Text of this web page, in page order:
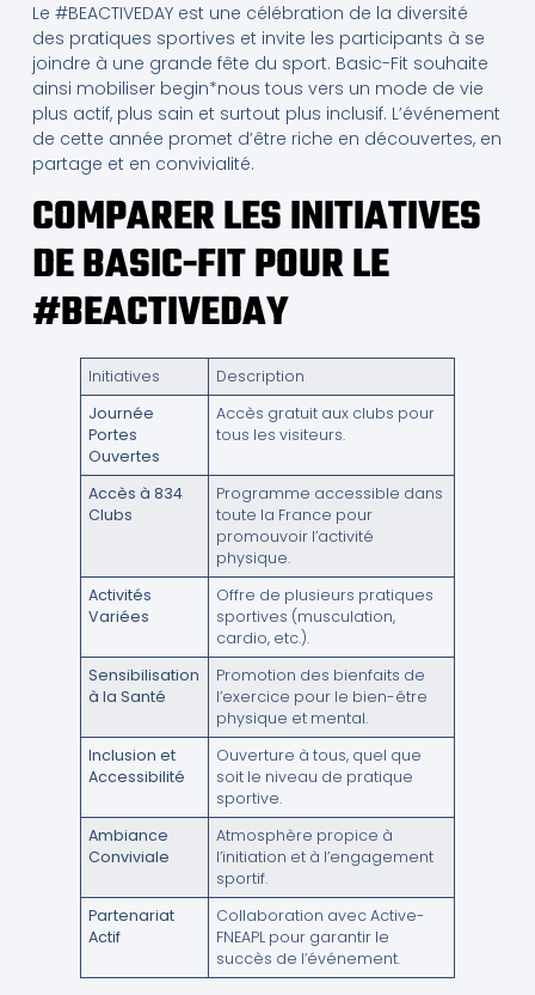
Le #BEACTIVEDAY est une célébration de la diversité
des pratiques sportives et invite les participants à se
joindre à une grande fête du sport. Basic-Fit souhaite
ainsi mobiliser begin*nous tous vers un mode de vie
plus actif, plus sain et surtout plus inclusif. L’événement
de cette année promet d’être riche en découvertes, en
partage et en convivialité.
COMPARER LES INITIATIVES
DE BASIC-FIT POUR LE
#BEACTIVEDAY
Initiatives
Description
Journée
Portes
Ouvertes
Accès gratuit aux clubs pour
tous les visiteurs.
Accès à 834
Clubs
Programme accessible dans
toute la France pour
promouvoir l’activité
physique.
Activités
Variées
Offre de plusieurs pratiques
sportives (musculation,
cardio, etc.).
Sensibilisation
à la Santé
Promotion des bienfaits de
l’exercice pour le bien-être
physique et mental.
Inclusion et
Accessibilité
Ouverture à tous, quel que
soit le niveau de pratique
sportive.
Ambiance
Conviviale
Atmosphère propice à
l’initiation et à l’engagement
sportif.
Partenariat
Actif
Collaboration avec Active-
FNEAPL pour garantir le
succès de l’événement.